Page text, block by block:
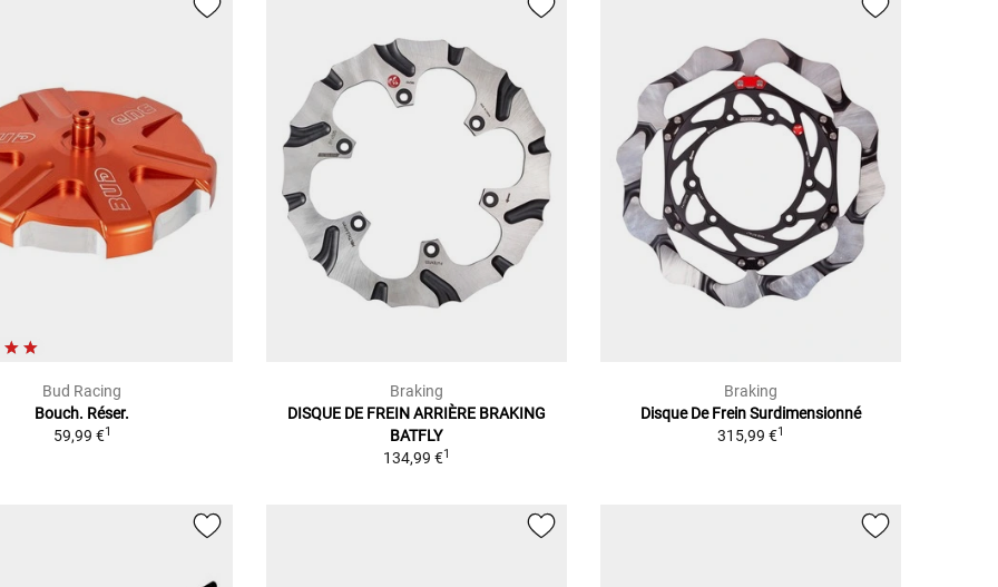
Bud Racing
Bouch. Réser.
59,99 €1
Braking
DISQUE DE FREIN ARRIÈRE BRAKING
BATFLY
134,99 €1
Braking
Disque De Frein Surdimensionné
315,99 €1